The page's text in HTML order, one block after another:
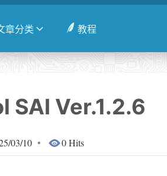
章分类 教程
SAI Ver.1.2.6
03/10 • 0 Hits